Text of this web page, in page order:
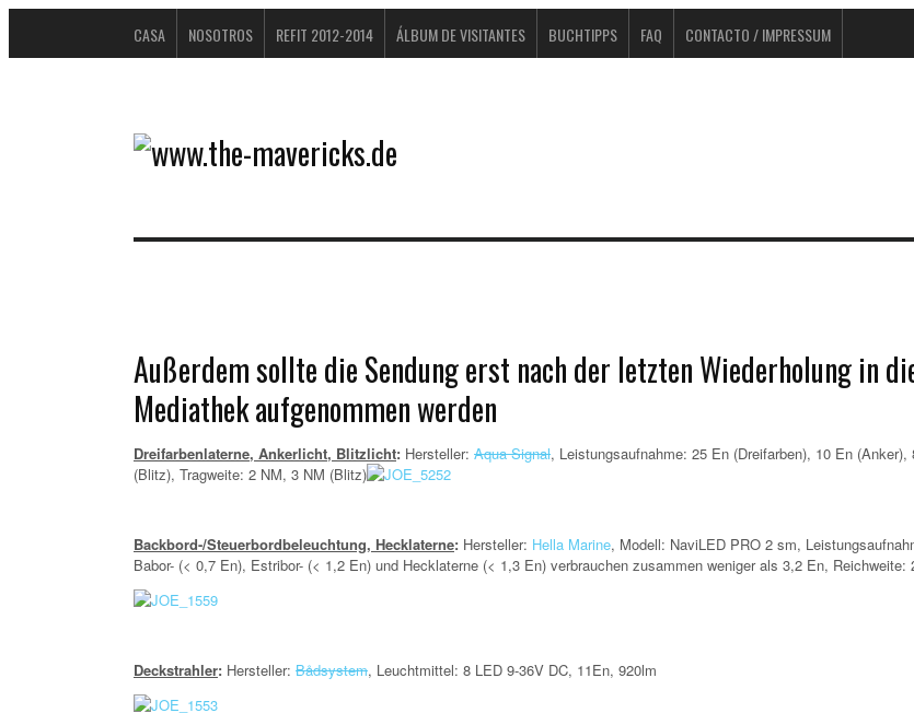
CASA NOSOTROS REFIT 2012-2014 ÁLBUM DE VISITANTES BUCHTIPPS FAQ CONTACTO / IMPRESSUM
Außerdem sollte die Sendung erst nach der letzten Wiederholung in
Mediathek aufgenommen werden
Dreifarbenlaterne, Ankerlicht, Blitzlicht: Hersteller: Aqua Signal, Leistungsaufnahme: 25 En (Dreifarben), 10 En (Anker),
(Blitz), Tragweite: 2 NM, 3 NM (Blitz)
Backbord-/Steuerbordbeleuchtung, Hecklaterne: Hersteller: Hella Marine, Modell: NaviLED PRO 2 sm,
Babor- (< 0,7 En), Estribor- (< 1,2 En) und Hecklaterne (< 1,3 En) verbrauchen zusammen weniger als 3,2 En, Reichweite:
Deckstrahler: Hersteller: Bådsystem, Leuchtmittel: 8 LED 9-36V DC, 11En, 920lm